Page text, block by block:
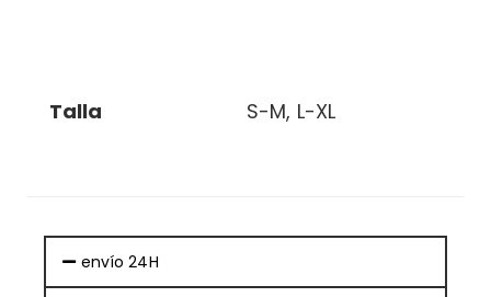
Talla S-M, L-XL
envío 24H